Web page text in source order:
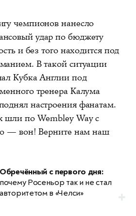
чемпионов нанесло
удар по бюджету
и без того находится под
В такой ситуации
Кубка Англии под
тренера Калума
настроения фанатам.
шли по Wembley Way с
— вон! Верните нам наш
Обречённый с первого дня:
почему Росеньор так и не стал
авторитетом в «Челси»